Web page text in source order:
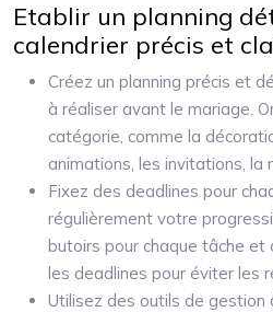
Etablir un planning
calendrier précis et
Créez un planning précis et
à réaliser avant le mariage.
catégorie, comme la
animations, les invitations, la
Fixez des deadlines pour
régulièrement votre
butoirs pour chaque tâche
les deadlines pour éviter les
Utilisez des outils de gestion